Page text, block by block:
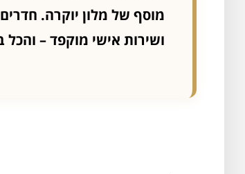
מוסף של מלון יוקרה.
ושירות אישי מוקפד –